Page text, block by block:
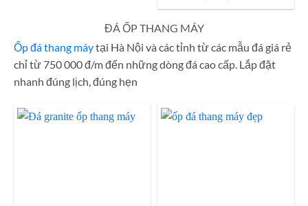
ĐÁ ỐP THANG MÁY
Ốp đá thang máytại Hà Nội và các tỉnh từ các mẫu đá giá rẻ
chỉ từ 750 000 đ/m đến những dòng đá cao cấp. Lắp đặt
nhanh đúng lịch, đúng hẹn